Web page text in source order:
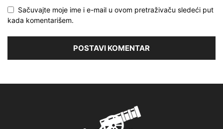
Sačuvajte moje ime i e-mail u ovom pretraživaču sledeći put
kada komentarišem.